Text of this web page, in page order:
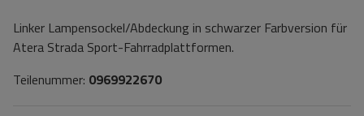
Linker Lampensockel/Abdeckung in schwarzer Farbversion für
Atera Strada Sport-Fahrradplattformen.
Teilenummer: 0969922670